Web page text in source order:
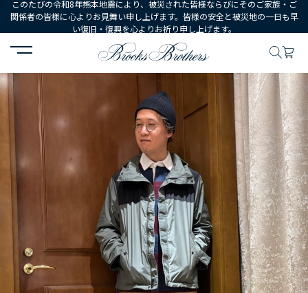
このたびの令和8年熊本地震により、被災された皆様ならびにそのご家族・ご
関係者の皆様に心よりお見舞い申し上げます。皆様の安全と被災地の一日も早
い復旧・復興を心よりお祈り申し上げます。
HOME コーディネート コーディネート詳細